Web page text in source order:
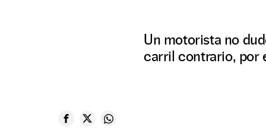
Un motorista no
carril contrario, por